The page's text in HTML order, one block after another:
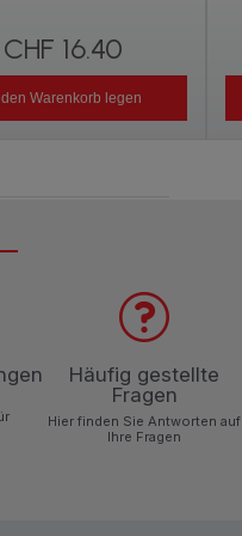
CHF 16.40
den Warenkorb legen
Häufig gestellte
Fragen
Hier finden Sie Antworten auf
Ihre Fragen